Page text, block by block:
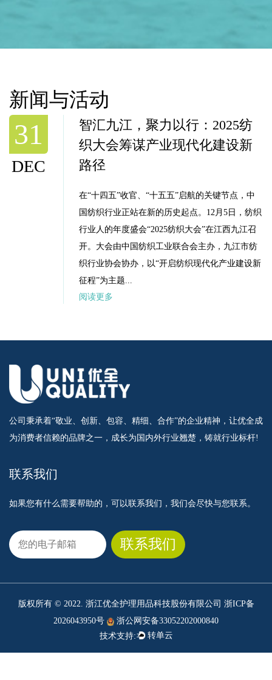
新闻与活动
31
DEC
国家战略引领，新疆发展迈入
新阶段
习近平总书记听取新疆工作汇报时强调，要完整
准确全面贯彻新时代党的治疆方略，努力建设团
结和谐、繁荣富裕、文明进步、安居乐业、生态
良好的社会主义现代化新疆。总书记明确指出，
新疆要“加快推进丝绸之路经济...
阅读更多
公司秉承着“敬业、创新、包容、精细、合作”的企业精神，让优全成
为消费者信赖的品牌之一，成长为国内外行业翘楚，铸就行业标杆!
联系我们
如果您有什么需要帮助的，可以联系我们，我们会尽快与您联系。
版权所有 © 2022. 浙江优全护理用品科技股份有限公司 浙ICP备
2026043950号
浙公网安备33052202000840